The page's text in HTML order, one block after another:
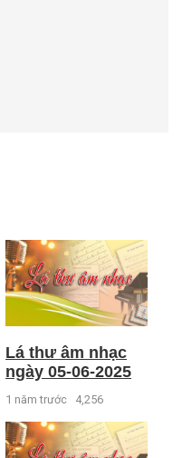
Lá thư âm nhạc
ngày 05-06-2025
1 năm trước 4,256